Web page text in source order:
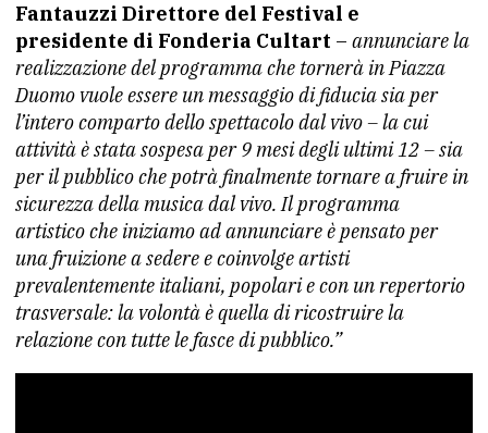
Fantauzzi Direttore del Festival e
presidente di Fonderia Cultart – annunciare la
realizzazione del programma che tornerà in Piazza
Duomo vuole essere un messaggio di fiducia sia per
l’intero comparto dello spettacolo dal vivo – la cui
attività è stata sospesa per 9 mesi degli ultimi 12 – sia
per il pubblico che potrà finalmente tornare a fruire in
sicurezza della musica dal vivo. Il programma
artistico che iniziamo ad annunciare è pensato per
una fruizione a sedere e coinvolge artisti
prevalentemente italiani, popolari e con un repertorio
trasversale: la volontà è quella di ricostruire la
relazione con tutte le fasce di pubblico.”